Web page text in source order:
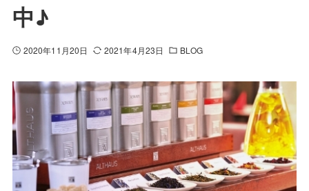
中♪
2020年11月20日 2021年4月23日 BLOG